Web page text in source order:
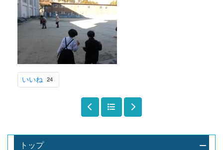
トップ
いいね 24